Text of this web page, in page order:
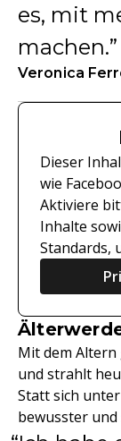
es, mit
machen.
Veronica
Dieser
wie
Aktiviere
Inhalte
Standards,
Mit dem
und strahlt
Statt sich
bewusster und